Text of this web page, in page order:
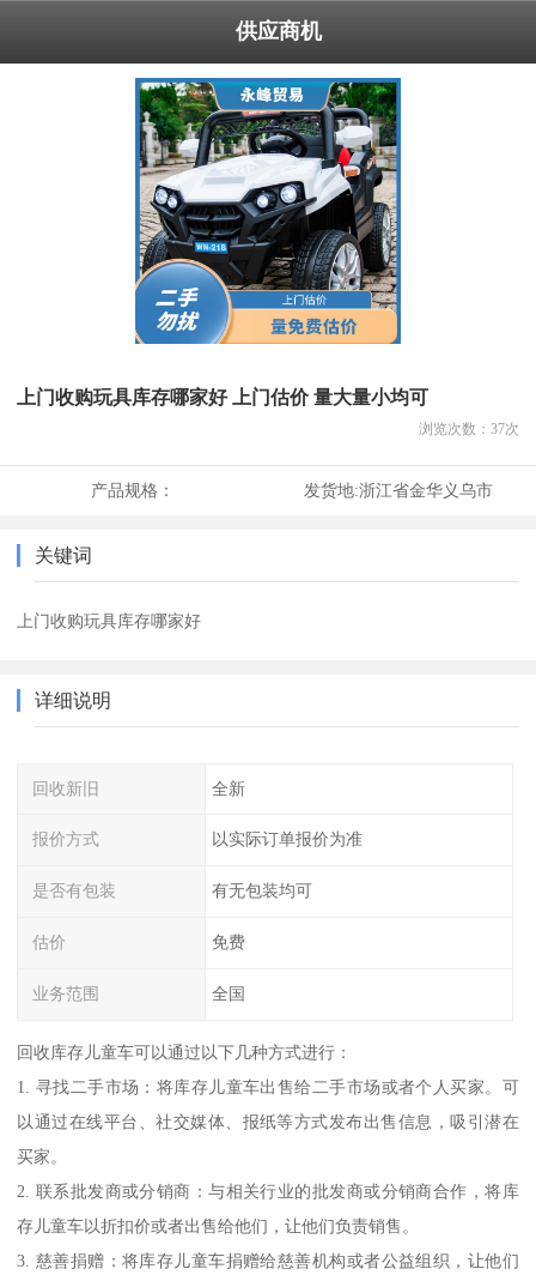
供应商机
上门收购玩具库存哪家好 上门估价 量大量小均可
浏览次数： 37次
产品规格： 发货地:浙江省金华义乌市
关键词
上门收购玩具库存哪家好
详细说明
回收新旧 全新
报价方式 以实际订单报价为准
是否有包装 有无包装均可
估价 免费
业务范围 全国
回收库存儿童车可以通过以下几种方式进行：
1. 寻找二手市场：将库存儿童车出售给二手市场或者个人买家。可
以通过在线平台、社交媒体、报纸等方式发布出售信息，吸引潜在
买家。
2. 联系批发商或分销商：与相关行业的批发商或分销商合作，将库
存儿童车以折扣价或者出售给他们，让他们负责销售。
3. 慈善捐赠：将库存儿童车捐赠给慈善机构或者公益组织，让他们